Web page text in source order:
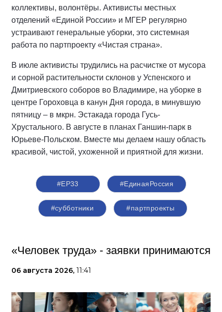
коллективы, волонтёры. Активисты местных
отделений «Единой России» и МГЕР регулярно
устраивают генеральные уборки, это системная
работа по партпроекту «Чистая страна».
В июле активисты трудились на расчистке от мусора
и сорной растительности склонов у Успенского и
Дмитриевского соборов во Владимире, на уборке в
центре Гороховца в канун Дня города, в минувшую
пятницу – в мкрн. Эстакада города Гусь-
Хрустального. В августе в планах Ганшин-парк в
Юрьеве-Польском. Вместе мы делаем нашу область
красивой, чистой, ухоженной и приятной для жизни.
#ЕР33 #‎ЕдинаяРоссия
#субботники #партпроекты
«Человек труда» - заявки принимаются
06 августа 2026, 11:41